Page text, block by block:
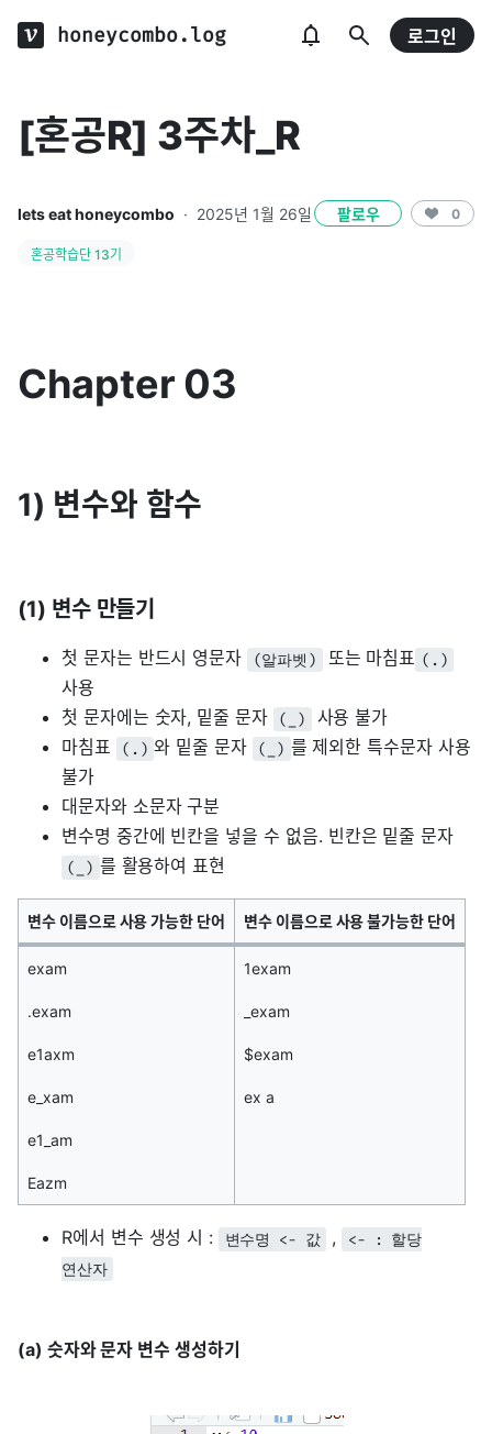
honeycombo.log 로그인
[혼공R] 3주차_R
lets eat honeycombo · 2025년 1월 26일 팔로우 0
혼공학습단 13기
Chapter 03
1) 변수와 함수
(1) 변수 만들기
첫 문자는 반드시 영문자 (알파벳) 또는 마침표 (.)
사용
첫 문자에는 숫자, 밑줄 문자
(_)
사용 불가
마침표
(.) 와 밑줄 문자 (_) 를 제외한 특수문자 사용
불가
대문자와 소문자 구분
변수명 중간에 빈칸을 넣을 수 없음. 빈칸은 밑줄 문자
(_) 를 활용하여 표현
변수 이름으로 사용 가능한 단어 변수 이름으로 사용 불가능한 단어
exam 1exam
.exam _exam
e1axm $exam
e_xam ex a
e1_am
Eazm
R에서 변수 생성 시 : 변수명 <- 값 ,
<- : 할당
연산자
(a) 숫자와 문자 변수 생성하기